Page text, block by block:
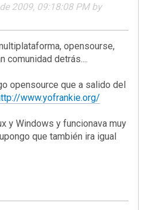
2009, 09:18:08 PM by
opensourse,
comunidad detrás....
opensource que a salido del
www.yofrankie.org/
y Windows y funcionava muy
que también ira igual